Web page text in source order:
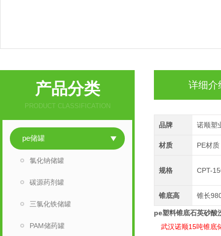
产品分类
PRODUCT CLASSIFICATION
pe储罐
氯化钠储罐
碳源药剂罐
三氯化铁储罐
PAM储药罐
详细介
品牌 诺顺塑
材质 PE材质
规格 CPT-
锥底高 锥长
pe塑料锥底石英砂酸
武汉诺顺15吨锥底